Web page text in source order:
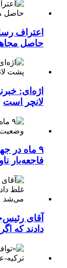
اعتراف
حاصل
اژه‌ای:
لانچر است
۹ ماه در
فاجعه‌بار
آقای
دادند که